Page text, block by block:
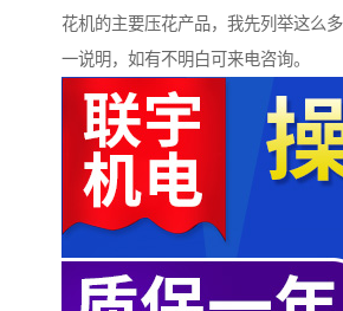
花机的主要压花产品，我先列举这么
一说明，如有不明白可来电咨询。